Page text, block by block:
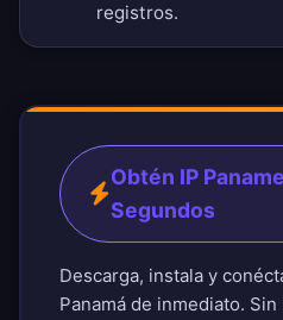
registros.
Obtén IP
Segundos
Descarga, instala y
Panamá de inmediato.